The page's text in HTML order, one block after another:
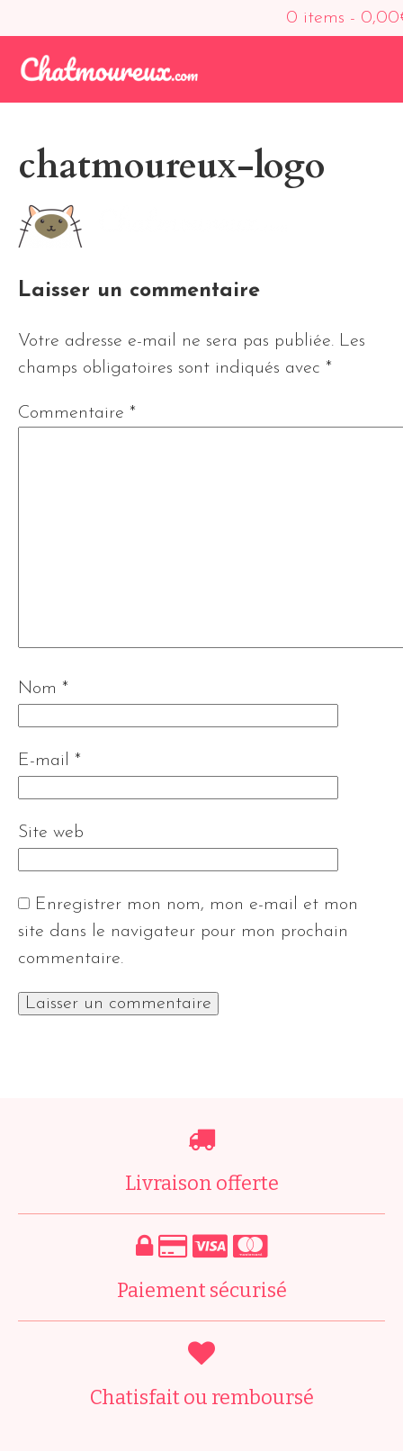
0 items - 0,00
chatmoureux-logo
Laisser un commentaire
Votre adresse e-mail ne sera pas publiée. Les
champs obligatoires sont indiqués avec *
Commentaire *
Nom *
E-mail *
Site web
Enregistrer mon nom, mon e-mail et mon
site dans le navigateur pour mon prochain
commentaire.
Livraison offerte
Paiement sécurisé
Chatisfait ou remboursé